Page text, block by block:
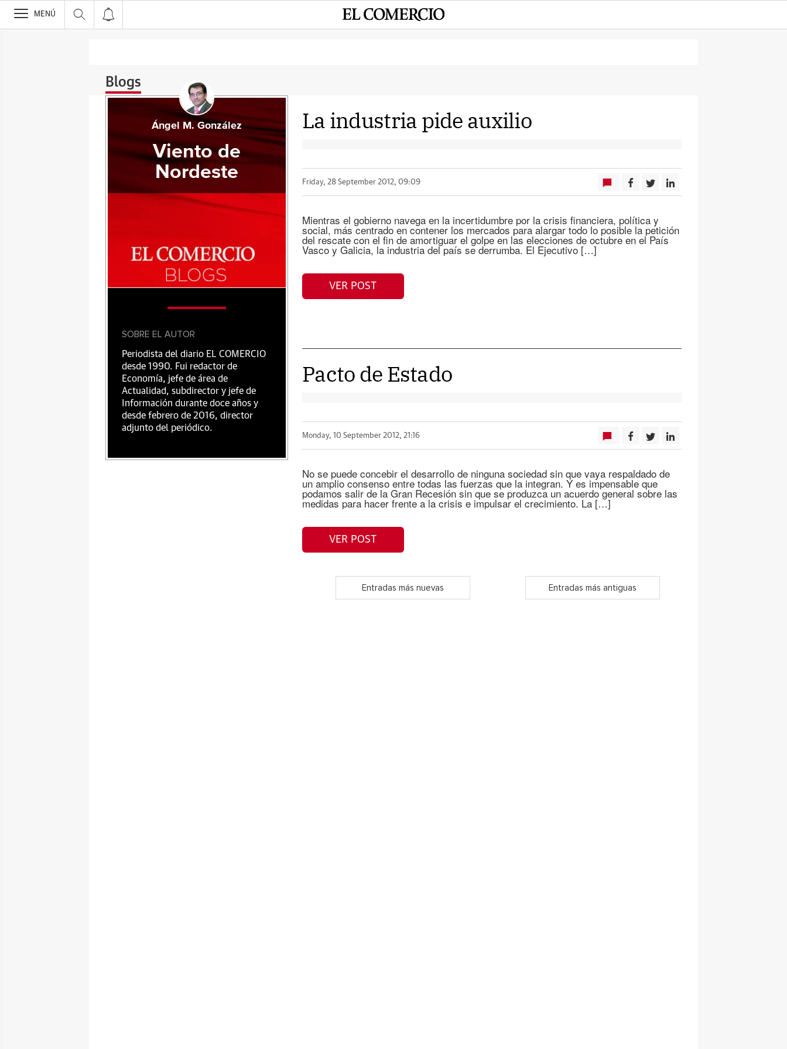
>
MENÚ
Blogs
La industria pide auxilio
Friday, 28 September 2012, 09:09
Mientras el gobierno navega en la incertidumbre por la crisis financiera, política y
social, más centrado en contener los mercados para alargar todo lo posible la petición
del rescate con el fin de amortiguar el golpe en las elecciones de octubre en el País
Vasco y Galicia, la industria del país se derrumba. El Ejecutivo […]
VER POST
Pacto de Estado
Monday, 10 September 2012, 21:16
No se puede concebir el desarrollo de ninguna sociedad sin que vaya respaldado de
un amplio consenso entre todas las fuerzas que la integran. Y es impensable que
podamos salir de la Gran Recesión sin que se produzca un acuerdo general sobre las
medidas para hacer frente a la crisis e impulsar el crecimiento. La […]
VER POST
Entradas más nuevas Entradas más antiguas
Ángel M. González
Viento de
Nordeste
SOBRE EL AUTOR
Periodista del diario EL COMERCIO
desde 1990. Fui redactor de
Economía, jefe de área de
Actualidad, subdirector y jefe de
Información durante doce años y
desde febrero de 2016, director
adjunto del periódico.